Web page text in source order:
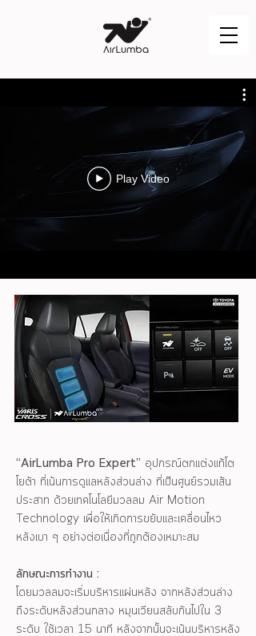
Play Video
“AirLumba Pro Expert” อุปกรณ์ตกแต่งแท้โต
โยต้า ที่เน้นการดูแลหลังส่วนล่าง ที่เป็นศูนย์รวมเส้น
ประสาท ด้วยเทคโนโลยีมวลลม Air Motion
Technology เพื่อให้เกิดการขยับและเคลื่อนไหว
หลังเบา ๆ อย่างต่อเนื่องที่ถูกต้องเหมาะสม
ลักษณะการทำงาน :
โดยมวลลมจะเริ่มบริหารแผ่นหลัง จากหลังส่วนล่าง
ถึงระดับหลังส่วนกลาง หมุนเวียนสลับกันไปใน 3
ระดับ ใช้เวลา 15 นาที หลังจากนั้นจะเน้นบริหารหลัง